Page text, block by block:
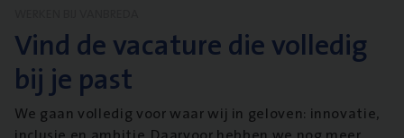
Vind de vacature die volledig
bij je past
We gaan volledig voor waar wij in geloven: innovatie,